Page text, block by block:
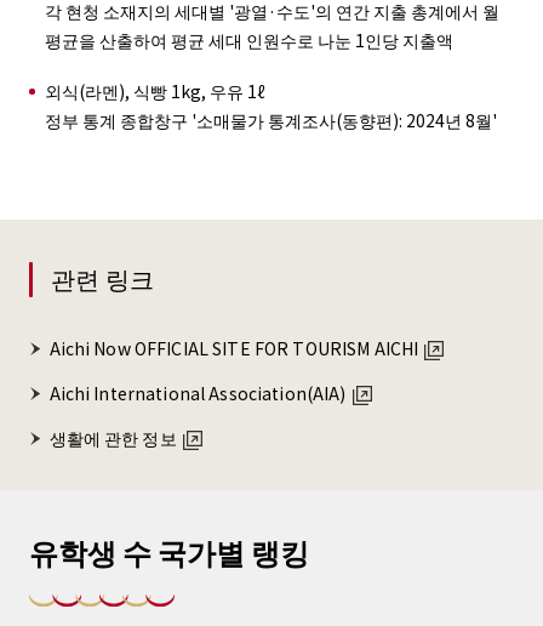
각 현청 소재지의 세대별 '광열·수도'의 연간 지출 총계에서 월
평균을 산출하여 평균 세대 인원수로 나눈 1인당 지출액
외식(라멘), 식빵 1kg, 우유 1ℓ
정부 통계 종합창구 '소매물가 통계조사(동향편): 2024년 8월'
관련 링크
Aichi Now OFFICIAL SITE FOR TOURISM AICHI
Aichi International Association(AIA)
생활에 관한 정보
유학생 수 국가별 랭킹